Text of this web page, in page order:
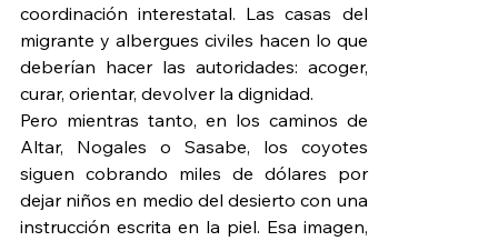
coordinación interestatal. Las casas del
migrante y albergues civiles hacen lo que
deberían hacer las autoridades: acoger,
curar, orientar, devolver la dignidad.
Pero mientras tanto, en los caminos de
Altar, Nogales o Sasabe, los coyotes
siguen cobrando miles de dólares por
dejar niños en medio del desierto con una
instrucción escrita en la piel. Esa imagen,